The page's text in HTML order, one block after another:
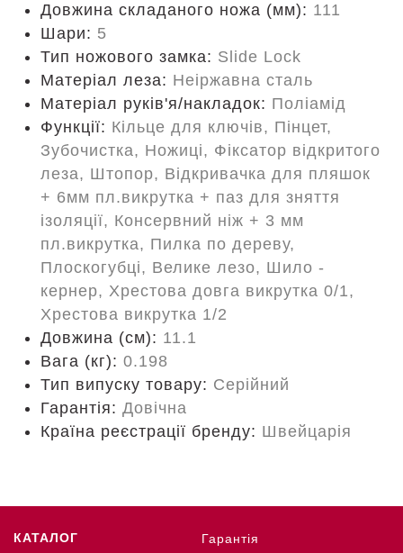
Довжина складаного ножа (мм): 111
Шари: 5
Тип ножового замка: Slide Lock
Матеріал леза: Неіржавна сталь
Матеріал руків'я/накладок: Поліамід
Функції: Кільце для ключів, Пінцет,
Зубочистка, Ножиці, Фіксатор відкритого
леза, Штопор, Відкривачка для пляшок
+ 6мм пл.викрутка + паз для зняття
ізоляції, Консервний ніж + 3 мм
пл.викрутка, Пилка по дереву,
Плоскогубці, Велике лезо, Шило -
кернер, Хрестова довга викрутка 0/1,
Хрестова викрутка 1/2
Довжина (cм): 11.1
Вага (кг): 0.198
Тип випуску товару: Серійний
Гарантія: Довічна
Країна реєстрації бренду: Швейцарія
КАТАЛОГ
Гарантія